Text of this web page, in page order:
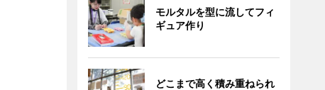
モルタルを型に流してフィ
ギュア作り
どこまで高く積み重ねられ